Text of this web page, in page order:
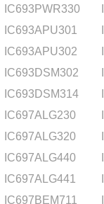
IC693PWR330
IC693APU301
IC693APU302
IC693DSM302
IC693DSM314
IC697ALG230
IC697ALG320
IC697ALG440
IC697ALG441
IC697BEM711